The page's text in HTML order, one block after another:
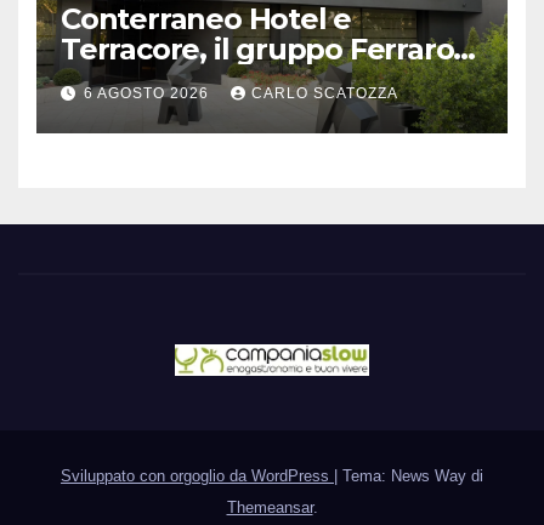
Conterraneo Hotel e
Terracore, il gruppo Ferraro
amplia l’ ospitalità e il gusto
alle porte di Caserta
6 AGOSTO 2026 CARLO SCATOZZA
Sviluppato con orgoglio da WordPress | Tema: News Way di
Themeansar.